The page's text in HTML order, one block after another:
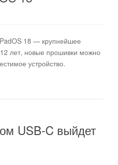
i
18 — крупнейшее
лет, новые прошивки можно
устройство.
USB-C выйдет